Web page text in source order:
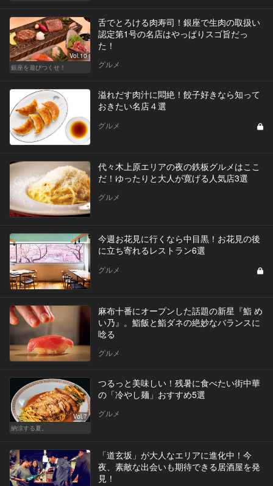
Vol.10
銀座を遊びつくせ！
舌でとろける肉寿司！銀座で生肉の取扱い
認定第1号の名店はやっぱりスゴ旨だっ
た！
グルメ
溢れだす肉汁に悶絶！餃子好きなら知って
おきたい名店４選
グルメ
代々木上原エリアの夜の鉄板グルメはここ
だ！ゆったりと大人が寛げる人気店3選
グルメ
今週お花見に行くなら中目黒！お花見の後
に立ち寄れるレストラン6選
グルメ
麻布十番にオープンした話題の新星『鮨 め
い乃』。鮨飯と鮨ダネの絶妙なバランスに
唸る
グルメ
Vol.7
納涼する夏。
つるっと美味しい！残暑に食べたい街中華
の「冷やし麺」おすすめ5選
グルメ
「道玄坂」が大人なエリアに進化中！今
夜、素敵な出会いも期待できる居酒屋を発
見！